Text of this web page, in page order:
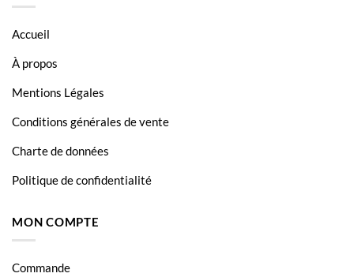
Accueil
À propos
Mentions Légales
Conditions générales de vente
Charte de données
Politique de confidentialité
MON COMPTE
Commande